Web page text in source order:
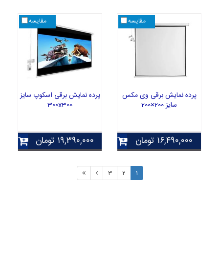
مقایسه
پرده نمایش برقی وی مکس
سایز 200×200
۱۶,۴۹۰,۰۰۰ تومان
مقایسه
پرده نمایش برقی اسکوپ سایز
300x300
۱۹,۳۹۰,۰۰۰ تومان
1
2
3